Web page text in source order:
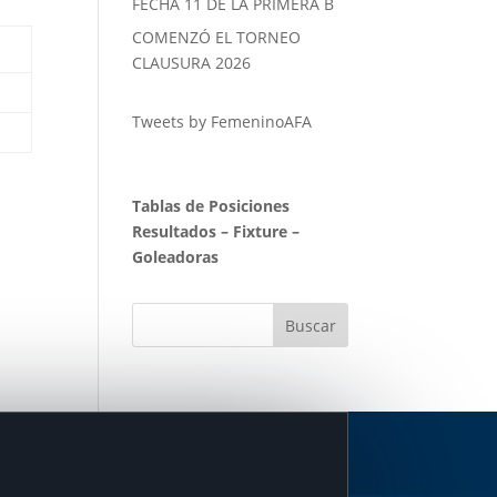
COMENZÓ EL TORNEO
CLAUSURA 2026
Tweets by FemeninoAFA
Tablas de Posiciones
Resultados – Fixture –
Goleadoras